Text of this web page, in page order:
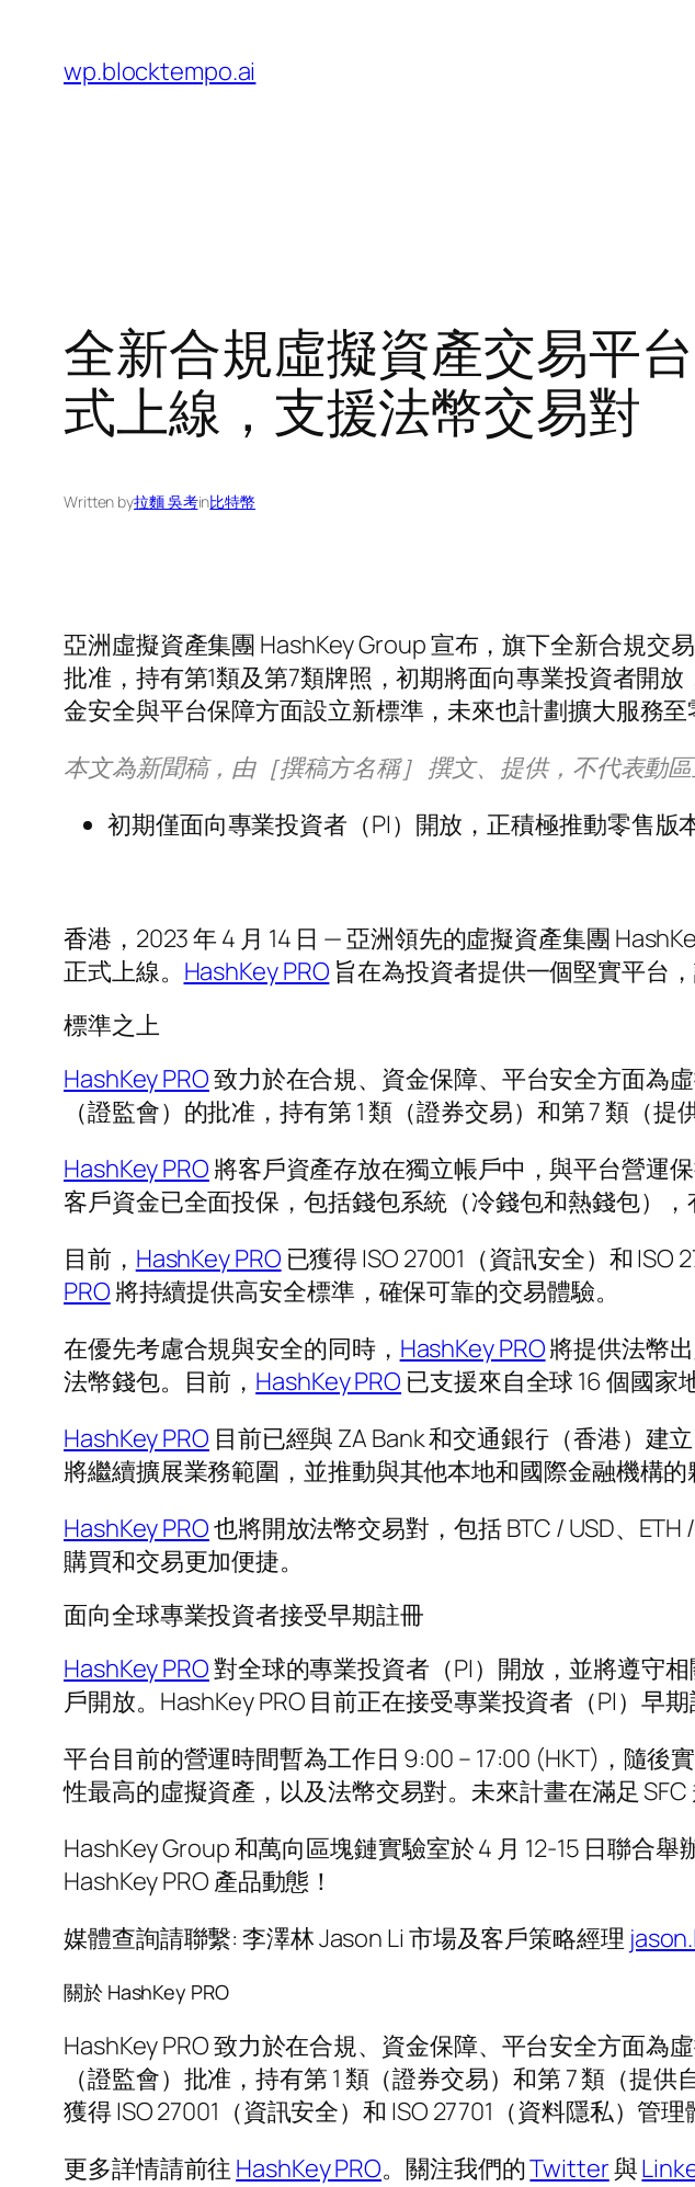
content
wp.blocktempo.ai
全新合規虛擬資產交易平
式上線，支援法幣交易對
Written by拉麵 吳考in比特幣
亞洲虛擬資產集團 HashKey Group 宣布，旗下全新合規交
批准，持有第1類及第7類牌照，初期將面向專業投資者開
金安全與平台保障方面設立新標準，未來也計劃擴大服務至
本文為新聞稿，由［撰稿方名稱］ 撰文、提供，不代表動區
初期僅面向專業投資者（PI）開放，正積極推動零售版
香港，2023 年 4 月 14 日 — 亞洲領先的虛擬資產集團
正式上線。 HashKey PRO 旨在為投資者提供一個堅實平台
標準之上
HashKey PRO致力於在合規、資金保障、平台安全方面為
（證監會）的批准，持有第 1 類（證券交易）和第 7 類（
HashKey PRO將客戶資產存放在獨立帳戶中，與平台營運
客戶資金已全面投保，包括錢包系統（冷錢包和熱錢包），
目前， HashKey PRO 已獲得 ISO 27001（資訊安全）和
PRO將持續提供高安全標準，確保可靠的交易體驗。
在優先考慮合規與安全的同時， HashKey PRO將提供法幣
法幣錢包。目前， HashKey PRO 已支援來自全球 16 個國家
HashKey PRO 目前已經與 ZA Bank 和交通銀行（香港）建
將繼續擴展業務範圍，並推動與其他本地和國際金融機構的
HashKey PRO也將開放法幣交易對，包括 BTC / USD、
購買和交易更加便捷。
面向全球專業投資者接受早期註冊
HashKey PRO對全球的專業投資者（PI）開放，並將遵守
戶開放。HashKey PRO 目前正在接受專業投資者（PI）早期
平台目前的營運時間暫為工作日 9:00 – 17:00 (HKT)，隨後
性最高的虛擬資產，以及法幣交易對。未來計畫在滿足
HashKey Group 和萬向區塊鏈實驗室於 4 月 12-15 日聯合舉
HashKey PRO 產品動態！
媒體查詢請聯繫: 李澤林 Jason Li 市場及客戶策略經理
關於 HashKey PRO
HashKey PRO 致力於在合規、資金保障、平台安全方面
（證監會）批准，持有第 1 類（證券交易）和第 7 類（提
獲得 ISO 27001（資訊安全）和 ISO 27701（資料隱私）管理
更多詳情請前往 HashKey PRO。關注我們的Twitter與